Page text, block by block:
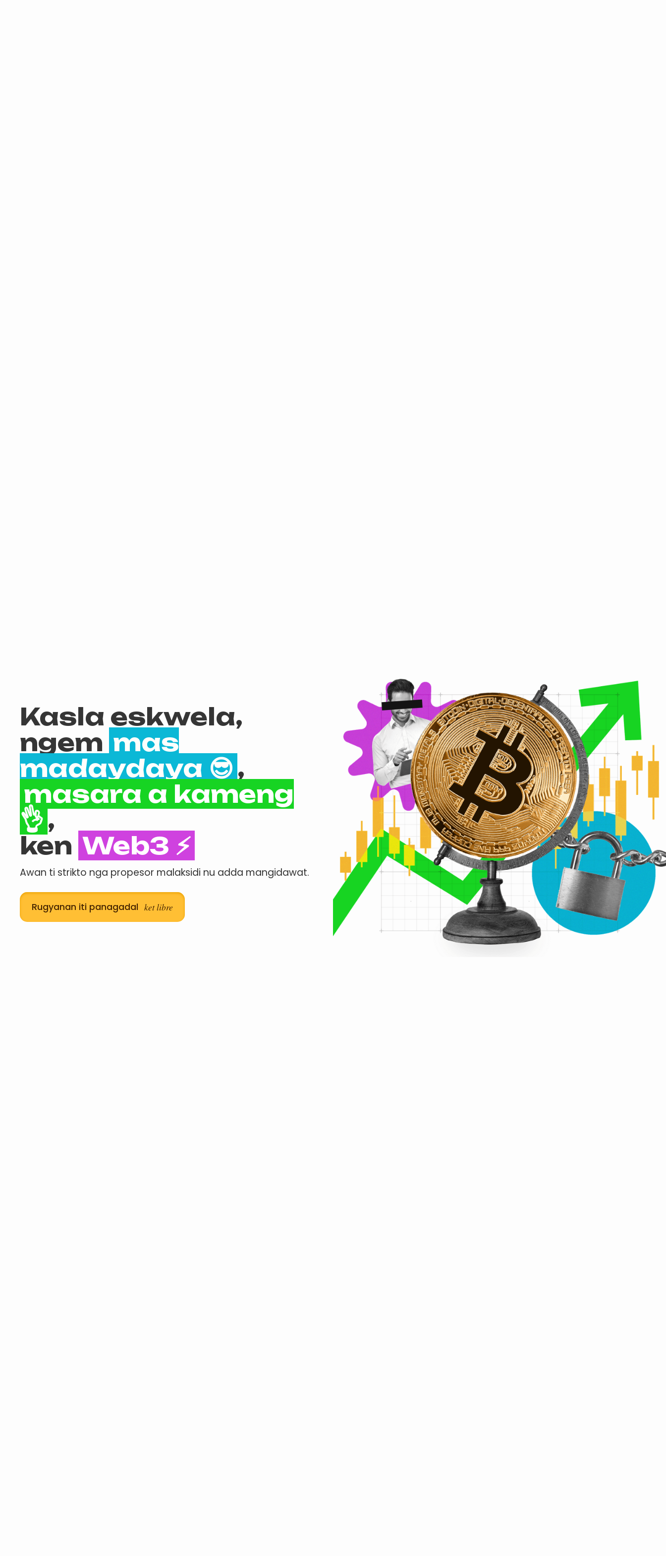
Kasla eskwela,
ngem mas
madaydaya 😎 ,
masara a kameng
👌,
ken Web3 ⚡
Awan ti strikto nga propesor malaksidi nu adda mangidawat.
Rugyanan iti panagadal ket libre